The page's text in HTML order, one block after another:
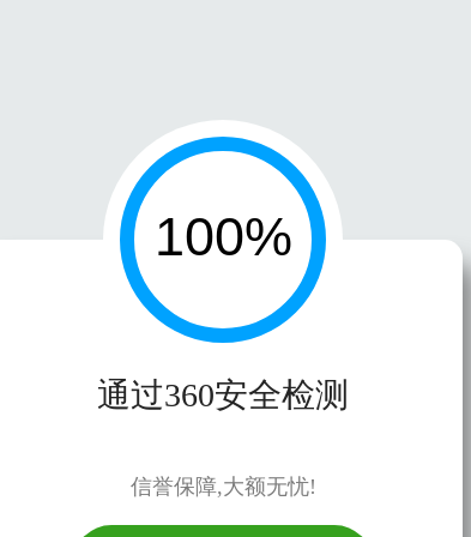
通过360安全检测
信誉保障,大额无忧!